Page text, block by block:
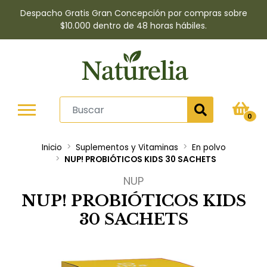
Despacho Gratis Gran Concepción por compras sobre
$10.000 dentro de 48 horas hábiles.
0
Inicio Suplementos y Vitaminas
En polvo
NUP! PROBIÓTICOS KIDS 30 SACHETS
NUP
NUP! PROBIÓTICOS KIDS
30 SACHETS